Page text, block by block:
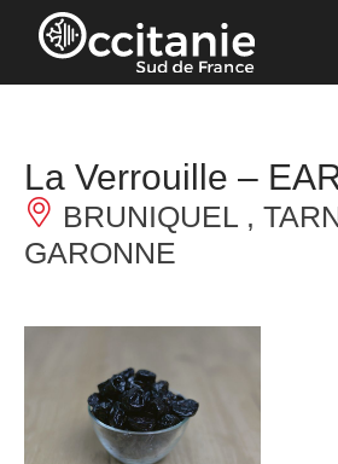
Panneau de gestion des cookies
La Verrouille –
BRUNIQUEL ,
GARONNE